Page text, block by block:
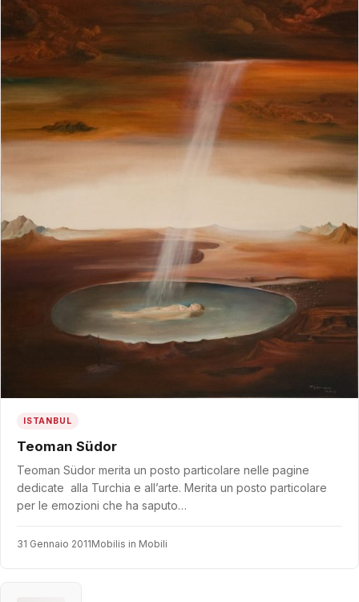
ISTANBUL
Teoman Südor
Teoman Südor merita un posto particolare nelle pagine
dedicate alla Turchia e all’arte. Merita un posto particolare
per le emozioni che ha saputo…
31 Gennaio 2011Mobilis in Mobili